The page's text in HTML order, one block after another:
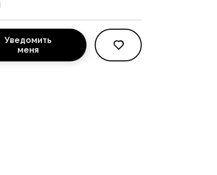
Уведомить
меня